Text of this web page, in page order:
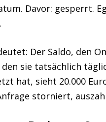
Davor: gesperrt.
Der Saldo, den
sie tatsächlich
hat, sieht 20.000
storniert,